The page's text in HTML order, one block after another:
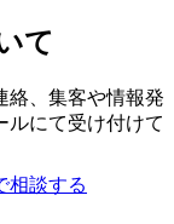
て
絡、集客や情報発
ルにて受け付けて
相談する